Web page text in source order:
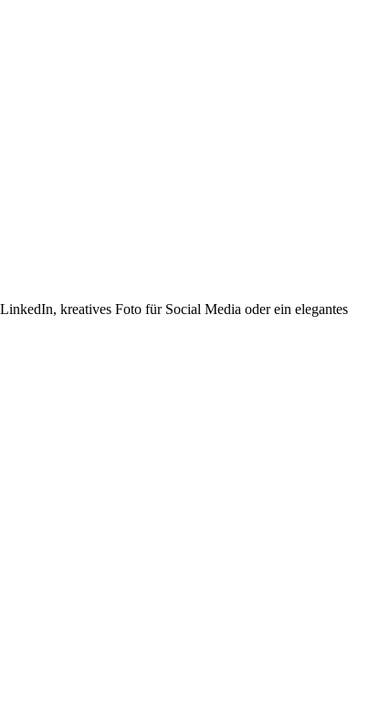
kreatives Foto für Social Media oder ein elegantes